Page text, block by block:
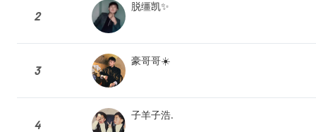
2
脱缰凯✨
3
豪哥哥☀️
4
子羊子浩.